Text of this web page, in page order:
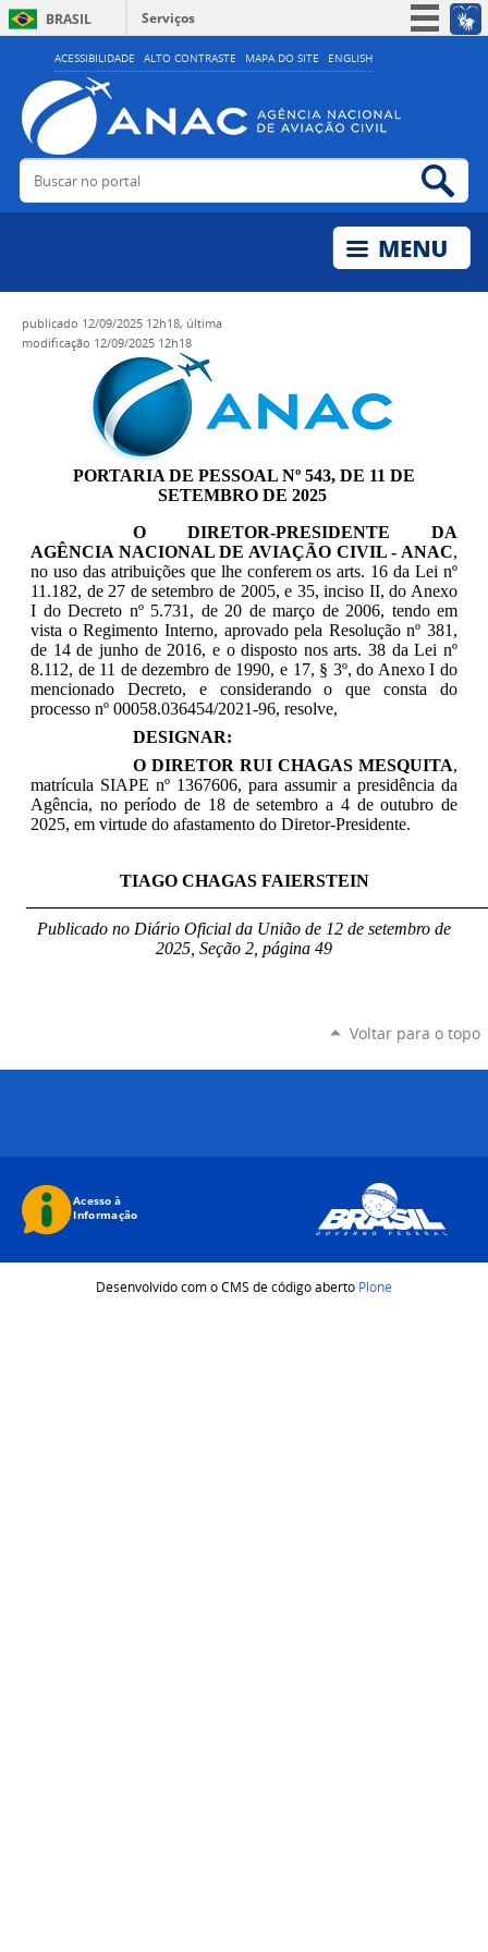
ACESSIBILIDADE ALTO CONTRASTE MAPA DO SITE ENGLISH
BRASIL
Serviços
Simplifique!
Acesso à informação
Legislação
Buscar no portal
publicado 12/09/2025 12h18, última
modificação 12/09/2025 12h18
PORTARIA DE PESSOAL Nº 543, DE 11 DE
SETEMBRO DE 2025
O DIRETOR-PRESIDENTE DA
AGÊNCIA NACIONAL DE AVIAÇÃO CIVIL - ANAC,
no uso das atribuições que lhe conferem os arts. 16 da Lei nº
11.182, de 27 de setembro de 2005, e 35, inciso II, do Anexo
I do Decreto nº 5.731, de 20 de março de 2006, tendo em
vista o Regimento Interno, aprovado pela Resolução nº 381,
de 14 de junho de 2016, e o disposto nos arts. 38 da Lei nº
8.112, de 11 de dezembro de 1990, e 17, § 3º, do Anexo I do
mencionado Decreto, e considerando o que consta do
processo nº 00058.036454/2021-96, resolve,
DESIGNAR:
O DIRETOR RUI CHAGAS MESQUITA,
matrícula SIAPE nº 1367606, para assumir a presidência da
Agência, no período de 18 de setembro a 4 de outubro de
2025, em virtude do afastamento do Diretor-Presidente.
TIAGO CHAGAS FAIERSTEIN
Publicado no Diário Oficial da União de 12 de setembro de
2025, Seção 2, página 49
Voltar para o topo
Desenvolvido com o CMS de código aberto Plone